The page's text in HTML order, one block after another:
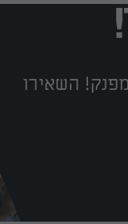
השאירו